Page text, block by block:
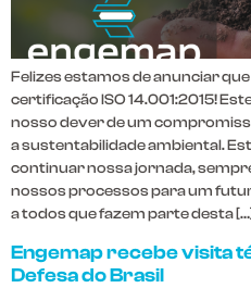
Felizes estamos de anunciar
certificação ISO 14.001:2015!
nosso dever de um
a sustentabilidade ambiental.
continuar nossa jornada,
nossos processos para um
a todos que fazem parte desta
Engemap recebe visita
Defesa do Brasil